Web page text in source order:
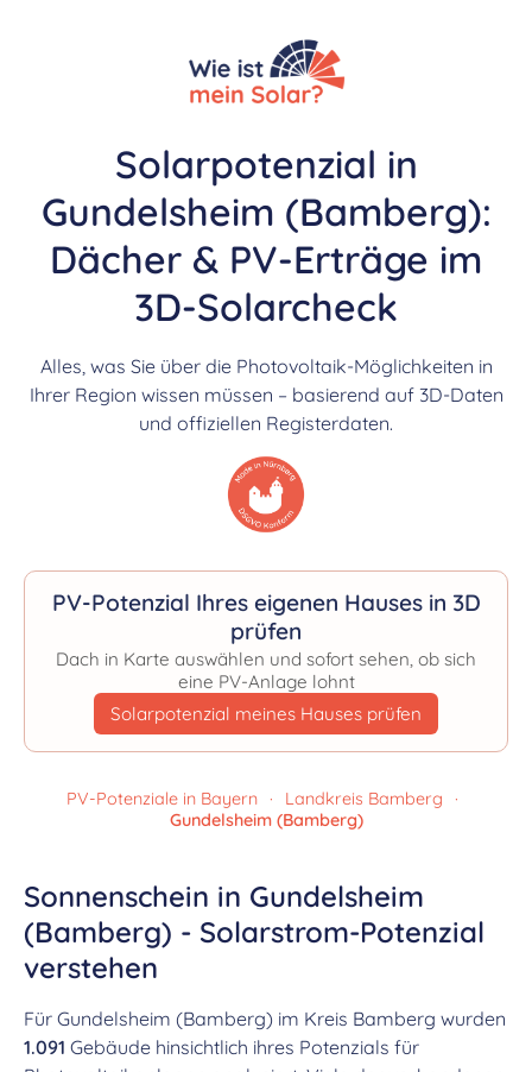
Solarpotenzial in
Gundelsheim (Bamberg):
Dächer & PV-Erträge im
3D-Solarcheck
Alles, was Sie über die Photovoltaik-Möglichkeiten in
Ihrer Region wissen müssen – basierend auf 3D-Daten
und offiziellen Registerdaten.
PV-Potenzial Ihres eigenen Hauses in 3D
prüfen
Dach in Karte auswählen und sofort sehen, ob sich
eine PV-Anlage lohnt
Solarpotenzial meines Hauses prüfen
PV-Potenziale in Bayern · Landkreis Bamberg
·
Gundelsheim (Bamberg)
Sonnenschein in Gundelsheim
(Bamberg) - Solarstrom-Potenzial
verstehen
Für Gundelsheim (Bamberg) im Kreis Bamberg wurden
1.091 Gebäude hinsichtlich ihres Potenzials für